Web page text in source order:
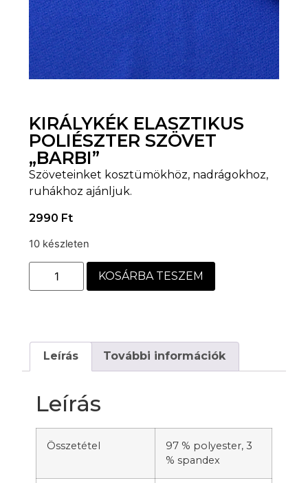
KIRÁLYKÉK ELASZTIKUS
POLIÉSZTER SZÖVET
„BARBI”
Szöveteinket kosztümökhöz, nadrágokhoz,
ruhákhoz ajánljuk.
2990 Ft
10 készleten
KOSÁRBA TESZEM
Leírás További információk
Leírás
Összetétel
97 % polyester, 3
% spandex